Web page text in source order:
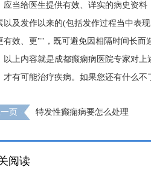
应当给医生提供有效、详实的病史资
以及发作以来的(包括发作过程当中表
有效、更""，既可避免因相隔时间长而
以上内容就是成都癫痫病医院专家对
才有可能治疗疾病。如果您还有什么不
页 特发性癫痫病要怎么处理
阅读